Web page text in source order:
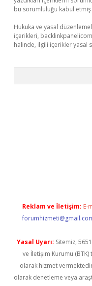
bu sorumluluğu kabul etmiş
Hukuka ve yasal
içerikleri,
halinde, ilgili içerikler yasal
Reklam ve İletişim: E-
Yasal Uyarı: Sitemiz,
ve İletişim Kurumu (BTK)
olarak hizmet
olarak denetleme veya